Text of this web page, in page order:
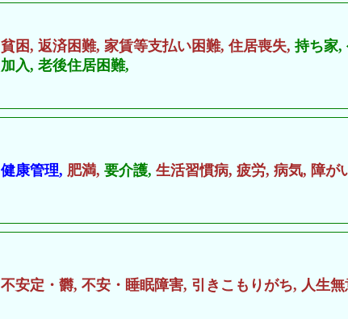
貧困, 返済困難, 家賃等支払い困難,住居喪失, 持ち家,
加入, 老後住居困難,
健康管理, 肥満, 要介護, 生活習慣病, 疲労, 病気, 障が
不安定・欝, 不安・睡眠障害, 引きこもりがち, 人生